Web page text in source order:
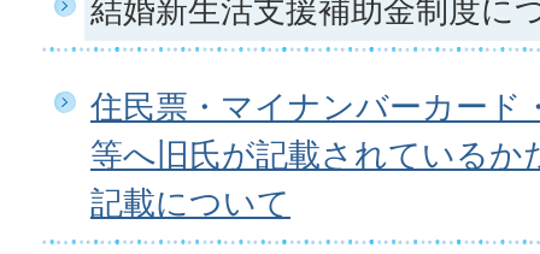
結婚新生活支援補助金制度に
住民票・マイナンバーカード
等へ旧氏が記載されているか
記載について